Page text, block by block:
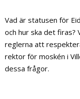
Vad är statusen för
och hur ska det firas?
reglerna att
rektor för moskén i
dessa frågor.